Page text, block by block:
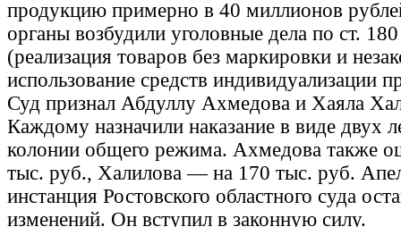
продукцию примерно в 40 миллионов
органы возбудили уголовные дела по ст.
(реализация товаров без маркировки и
использование средств индивидуализации
Суд признал Абдуллу Ахмедова и Хаяла
Каждому назначили наказание в виде двух
колонии общего режима. Ахмедова также
тыс. руб., Халилова — на 170 тыс. руб.
инстанция Ростовского областного суда
изменений. Он вступил в законную силу.